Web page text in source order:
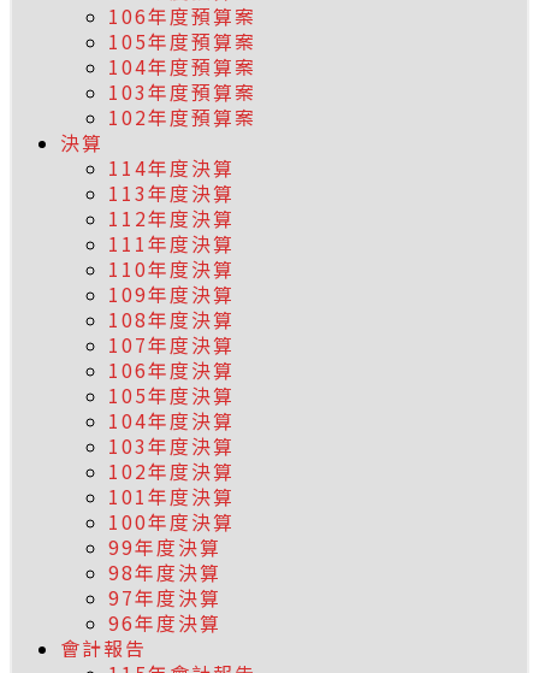
106年度預算案
105年度預算案
104年度預算案
103年度預算案
102年度預算案
決算
114年度決算
113年度決算
112年度決算
111年度決算
110年度決算
109年度決算
108年度決算
107年度決算
106年度決算
105年度決算
104年度決算
103年度決算
102年度決算
101年度決算
100年度決算
99年度決算
98年度決算
97年度決算
96年度決算
會計報告